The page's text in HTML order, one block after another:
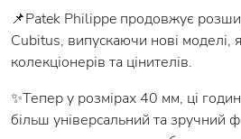
📌Patek Philippe продовжує
Cubitus, випускаючи нові моделі,
колекціонерів та цінителів.
✨Тепер у розмірах 40 мм, ці
більш універсальний та зручний